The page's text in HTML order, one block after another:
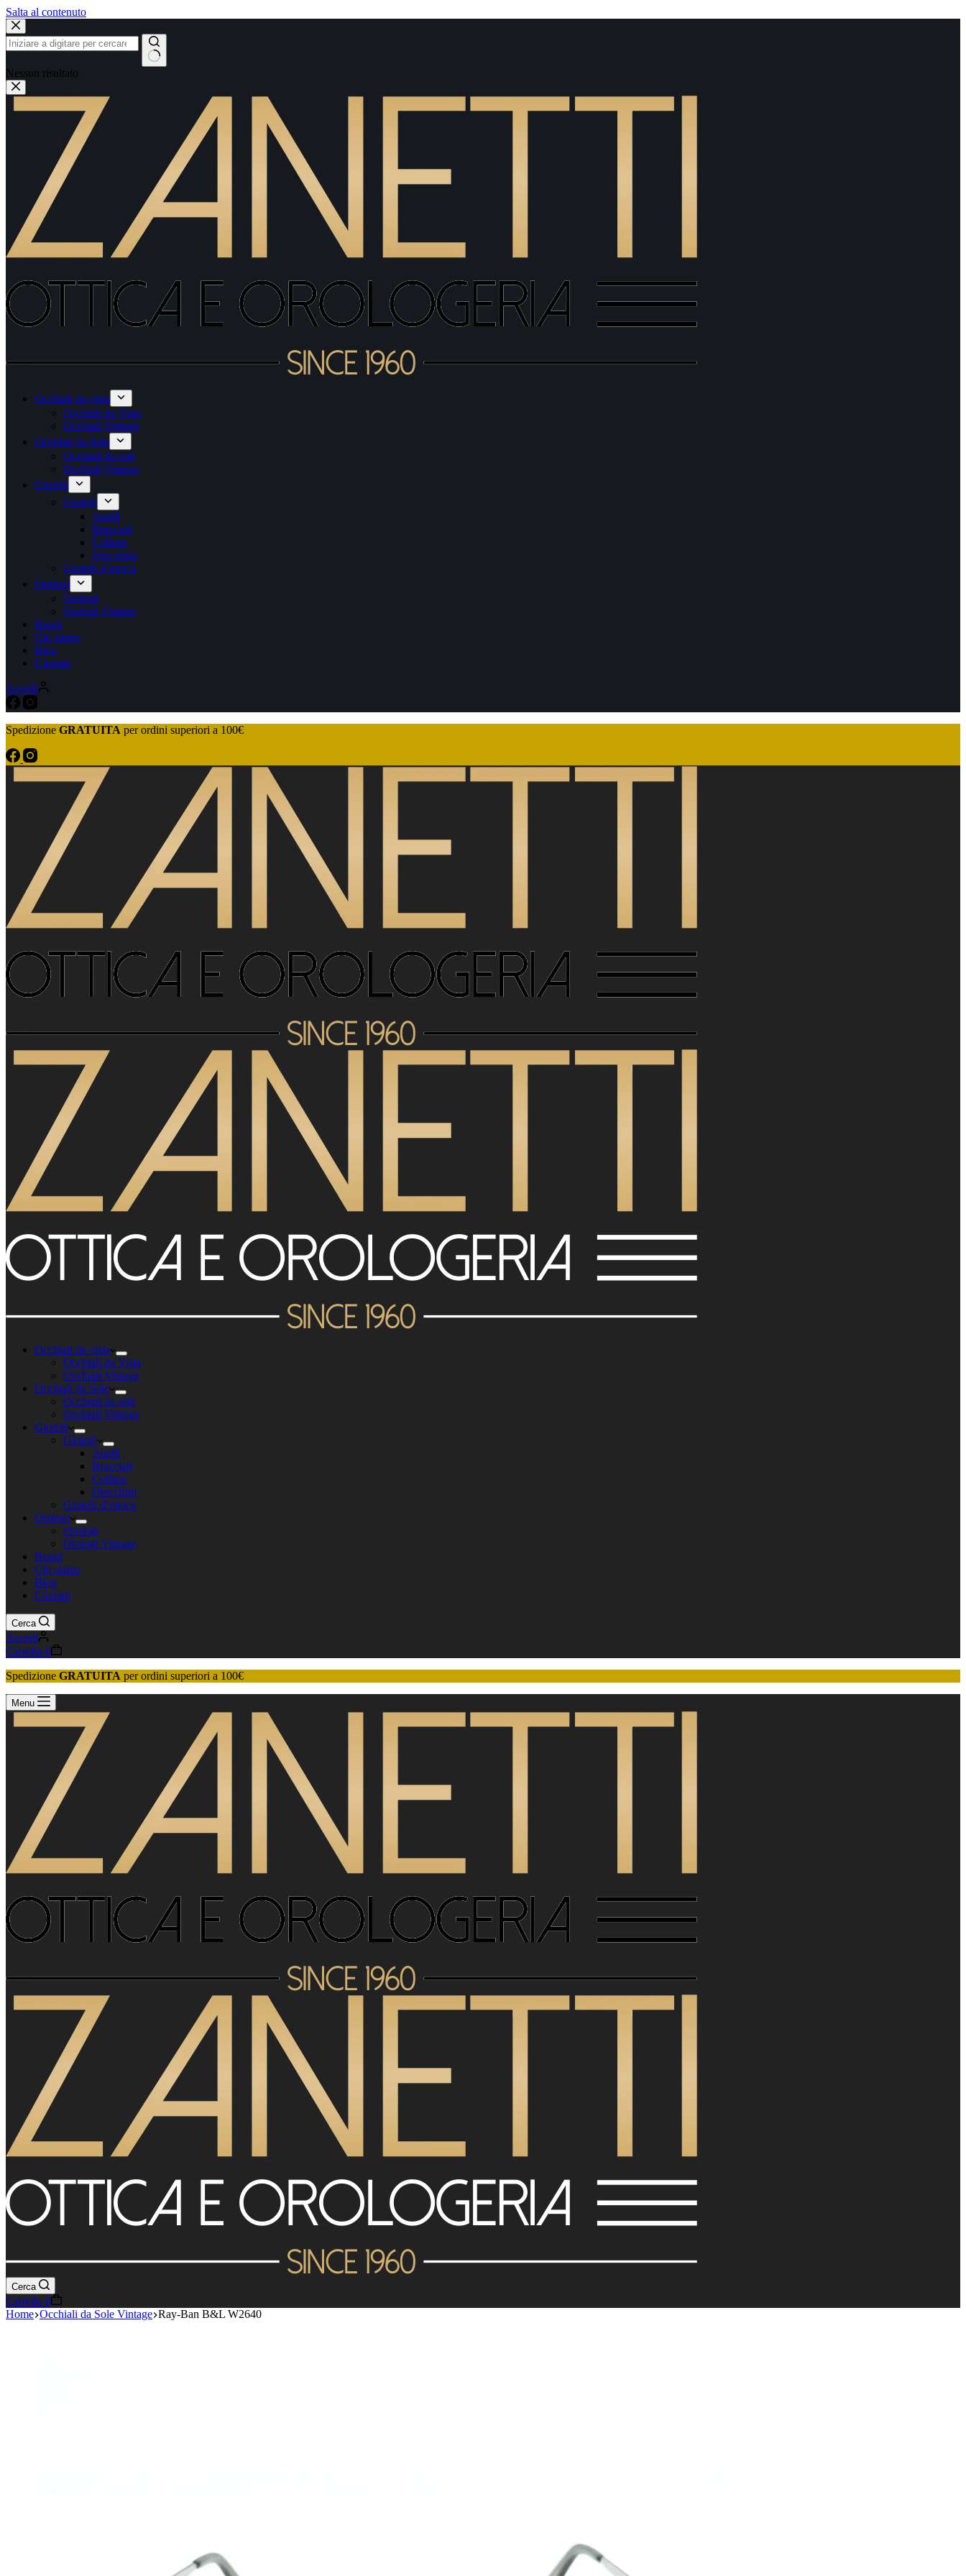
Salta al contenuto
Nessun risultato
Occhiali da vista
Occhiali da Vista
Occhiali Vintage
Occhiali da Sole
Occhiali da sole
Occhiali Vintage
Gioielli
Gioielli
Anelli
Bracciali
Collane
Orecchini
Gioielli d’epoca
Orologi
Orologi
Orologi Vintage
Brand
Chi siamo
Blog
Contatti
Accedi
Spedizione GRATUITA per ordini superiori a 100€
Occhiali da vista
Occhiali da Vista
Occhiali Vintage
Occhiali da Sole
Occhiali da sole
Occhiali Vintage
Gioielli
Gioielli
Anelli
Bracciali
Collane
Orecchini
Gioielli d’epoca
Orologi
Orologi
Orologi Vintage
Brand
Chi siamo
Blog
Contatti
Cerca
Accedi
Carrello 0
Spedizione GRATUITA per ordini superiori a 100€
Menu
Cerca
Carrello 0
Home Occhiali da Sole Vintage Ray-Ban B&L W2640